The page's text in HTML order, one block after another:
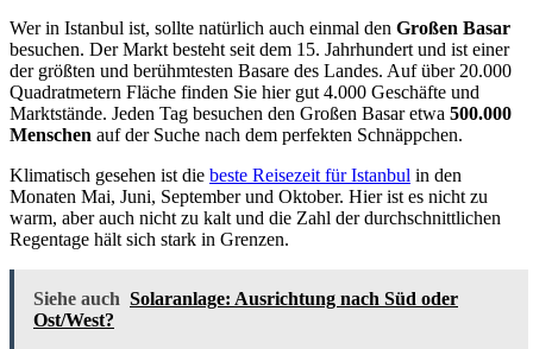
Wer in Istanbul ist, sollte natürlich auch einmal den Großen Basar
besuchen. Der Markt besteht seit dem 15. Jahrhundert und ist einer
der größten und berühmtesten Basare des Landes. Auf über 20.000
Quadratmetern Fläche finden Sie hier gut 4.000 Geschäfte und
Marktstände. Jeden Tag besuchen den Großen Basar etwa 500.000
Menschen auf der Suche nach dem perfekten Schnäppchen.
Klimatisch gesehen ist die beste Reisezeit für Istanbul in den
Monaten Mai, Juni, September und Oktober. Hier ist es nicht zu
warm, aber auch nicht zu kalt und die Zahl der durchschnittlichen
Regentage hält sich stark in Grenzen.
Siehe auch Solaranlage: Ausrichtung nach Süd oder
Ost/West?